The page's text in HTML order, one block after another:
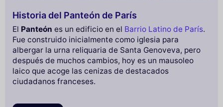
Historia del Panteón de París
El Panteón es un edificio en el Barrio Latino de París.
Fue construido inicialmente como iglesia para
albergar la urna reliquaria de Santa Genoveva, pero
después de muchos cambios, hoy es un mausoleo
laico que acoge las cenizas de destacados
ciudadanos franceses.